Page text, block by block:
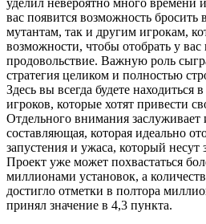
вас появится возможность бросить
мутантам, так и другим игрокам,
возможности, чтобы отобрать у вас
продовольствие. Важную роль
стратегия целиком и полностью
Здесь вы всегда будете
игроков, которые хотят привести
Отдельного внимания заслуживает
составляющая, которая идеально
запустения и ужаса, который несут
Проект уже может похвастаться
миллионами установок, а
достигло отметки в полтора
принял значение в 4,3 пункта.